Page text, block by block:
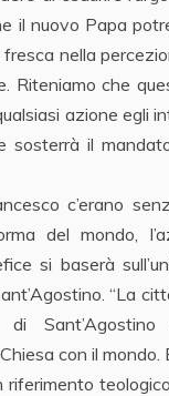
il nuovo Papa
nella
Riteniamo che
azione egli
sosterrà il
c’erano
del mondo,
si baserà
“La
di
con il mondo.
riferimento